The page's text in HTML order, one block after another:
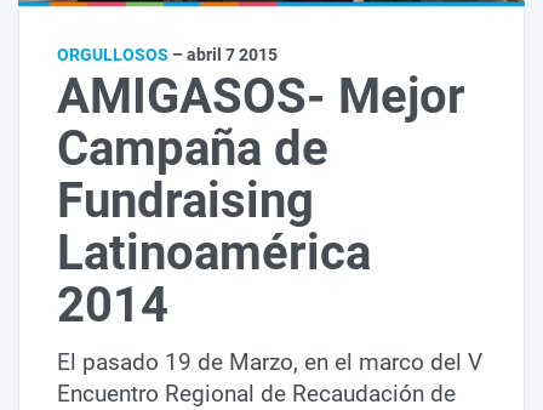
ORGULLOSOS – abril 7 2015
AMIGASOS- Mejor
Campaña de
Fundraising
Latinoamérica
2014
El pasado 19 de Marzo, en el marco del V
Encuentro Regional de Recaudación de